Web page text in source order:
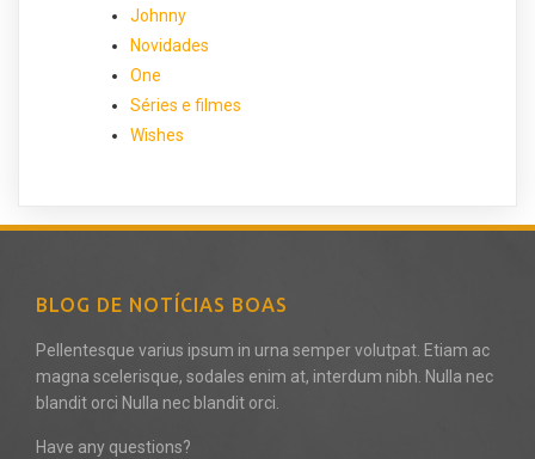
Johnny
Novidades
One
Séries e filmes
Wishes
BLOG DE NOTÍCIAS BOAS
Pellentesque varius ipsum in urna semper volutpat. Etiam ac
magna scelerisque, sodales enim at, interdum nibh. Nulla nec
blandit orci Nulla nec blandit orci.
Have any questions?